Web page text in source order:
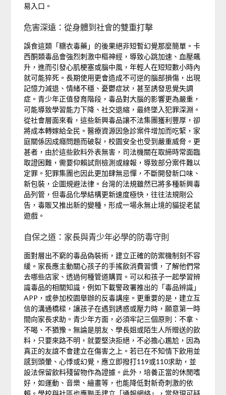
易入口。
危害深遠：從身體到社會的雙重打擊
誤食這類「糖衣毒藥」的後果絕非短暫幻覺那麼簡單。卡
西酮類毒品會強烈刺激中樞神經，導致心跳加速、血壓飆
升，進而引發心肌梗塞或腦中風，年輕人在短短數小時內
就可能猝死。長期使用更會造成不可逆的腦部損傷，出現
記憶力減退、情緒不穩、憂鬱症狀，甚至誘發思覺失調
症。青少年正值發育階段，毒品對大腦的影響更為嚴重，
可能導致學習能力下降、社交退縮，最終墜入犯罪深淵。
從社會層面來看，這些新興毒品讓不法集團獲利豐厚，卻
將成本轉嫁給全民。醫療資源因急診案件增加而吃緊，家
庭關係因成癮問題而破裂，校園安全也受到嚴重威脅。更
甚者，由於這些飲料外表無害，司法機關在取締時常面臨
取證困難，需要仰賴試劑檢測或線報，導致部分案件難以
定罪。犯罪集團也因此更加肆無忌憚，不斷開發新口味、
新包裝，企圖規避法律。台灣的法規雖然已將多種新興毒
品列管，但毒品化學結構更新速度極快，往往法規剛公
告，毒販又推出新的變種，形成一場永無止境的貓捉老鼠
遊戲。
自保之道：家長與青少年必學的防毒守則
面對層出不窮的毒品偽裝術，建立正確的防禦機制刻不容
緩。家長應主動關心孩子的手搖飲消費習慣，了解他們常
去哪些店家、透過何種管道購買。可以和孩子一起學習辨
識毒品的相關知識，例如下載警政署推出的「毒品辨識」
APP，或參加校園舉辦的反毒講座。更重要的是，建立互
信的溝通橋樑，讓孩子在遇到誘惑或壓力時，願意第一時
間向家長求助。青少年方面，必須牢記三個原則：不拿、
不喝、不猶豫。無論是朋友、學長姐或陌生人所贈送的飲
料，只要來路不明，就要堅決拒絕，不必擔心尷尬，因為
真正的友誼不會建立在傷害之上。若已在不知情下飲用並
感到頭暈、心悸或幻覺，應立即撥打119或110求助，並
設法保留飲料殘留物作為證據。此外，培養正當的休閒嗜
好，如運動、音樂、繪畫等，也能降低對新奇刺激的依
賴。學校與社區也應聯手建立「通報網絡」，當發現可疑